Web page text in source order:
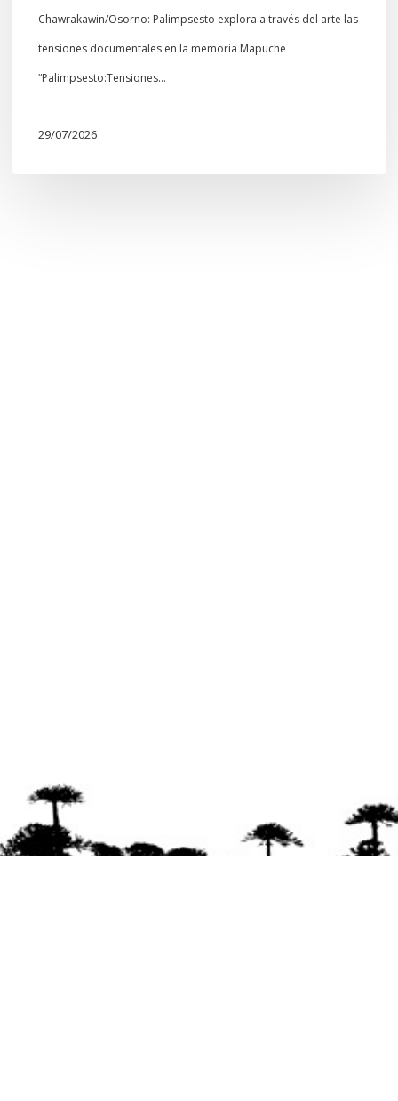
Chawrakawin/Osorno: Palimpsesto explora a través del arte las
tensiones documentales en la memoria Mapuche
“Palimpsesto:Tensiones…
29/07/2026